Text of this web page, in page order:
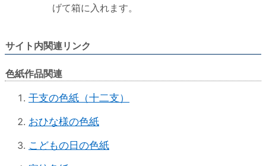
げて箱に入れます。
サイト内関連リンク
色紙作品関連
干支の色紙（十二支）
おひな様の色紙
こどもの日の色紙